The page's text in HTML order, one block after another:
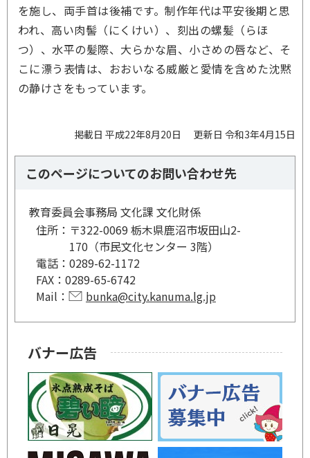
を施し、両手首は後補です。制作年代は平安後期と思
われ、高い肉髻（にくけい）、刻出の螺髪（らほ
つ）、水平の髪際、大らかな眉、小さめの唇など、そ
こに漂う表情は、おおいなる威厳と愛情を含めた沈黙
の静けさをもっています。
掲載日 平成22年8月20日 更新日 令和3年4月15日
このページについてのお問い合わせ先
教育委員会事務局 文化課 文化財係
住所： 〒322-0069 栃木県鹿沼市坂田山2-
170（市民文化センター 3階）
電話： 0289-62-1172
FAX： 0289-65-6742
Mail：
bunka@city.kanuma.lg.jp
バナー広告